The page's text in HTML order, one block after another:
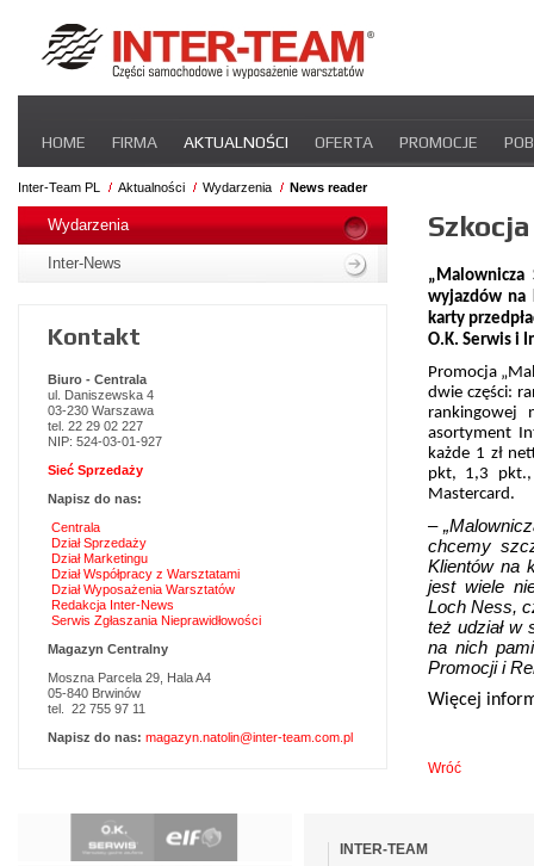
nawigacje
HOME FIRMA AKTUALNOŚCI OFERTA PROMOCJE
STREFA DLA PRZEWOŹNIKA CERTYFIKATY
Inter-Team PL Aktualności Wydarzenia News reader
„Malownicza
wyjazdów na
karty
O.K. Serwis i
Promocja
dwie części:
rankingowej
asortyment
każde 1 zł
pkt, 1,3 pkt.,
Mastercard.
–
chcemy
Klientów na
jest wiele
Loch Ness,
też udział w
na nich
Promocji i
Więcej
Wróć
Pomiń
nawigacje
Wydarzenia
Inter-News
Kontakt
Biuro - Centrala
ul. Daniszewska 4
03-230 Warszawa
tel. 22 29 02 227
NIP: 524-03-01-927
Sieć Sprzedaży
Napisz do nas:
Centrala
Dział Sprzedaży
Dział Marketingu
Dział Współpracy z Warsztatami
Dział Wyposażenia Warsztatów
Redakcja Inter-News
Serwis Zgłaszania Nieprawidłowości
Magazyn Centralny
Moszna Parcela 29, Hala A4
05-840 Brwinów
tel. 22 755 97 11
Napisz do nas: magazyn.natolin@inter-team.com.pl
nawigacjeINTER-TEAM